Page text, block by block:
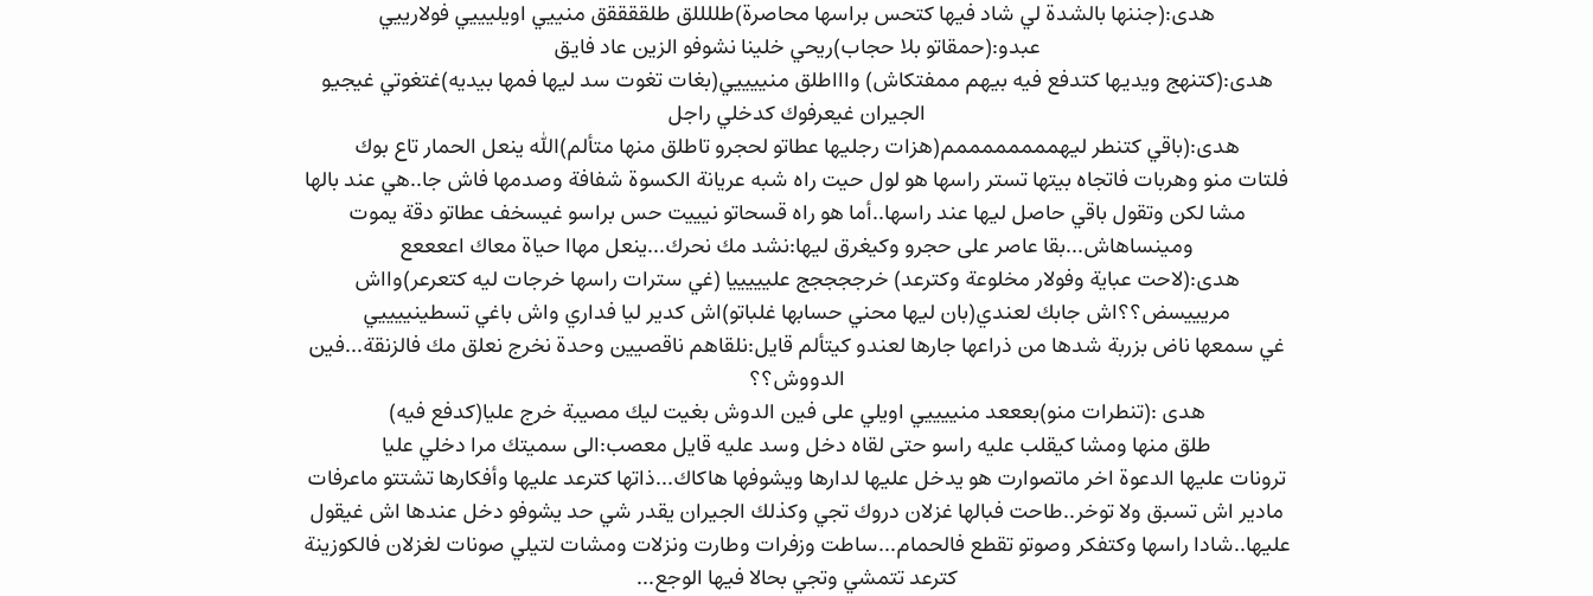
هدى:(جننها بالشدة لي شاد فيها كتحس براسها محاصرة)طللللق طلققققق منييي اويليييي فولارييي
عبدو:(حمقاتو بلا حجاب)ريحي خلينا نشوفو الزين عاد فايق
هدى:(كتنهج ويديها كتدفع فيه بيهم ممفتكاش) واااطلق منييييي(بغات تغوت سد ليها فمها بيديه)غتغوتي غيجيو
الجيران غيعرفوك كدخلي راجل
هدى:(باقي كتنطر ليهممممممممم(هزات رجليها عطاتو لحجرو تاطلق منها متألم)الله ينعل الحمار تاع بوك
فلتات منو وهربات فاتجاه بيتها تستر راسها هو لول حيت راه شبه عريانة الكسوة شفافة وصدمها فاش جا..هي عند بالها
مشا لكن وتقول باقي حاصل ليها عند راسها..أما هو راه قسحاتو نيييت حس براسو غيسخف عطاتو دقة يموت
ومينساهاش...بقا عاصر على حجرو وكيغرق ليها:نشد مك نحرك...ينعل مهاا حياة معاك اععععع
هدى:(لاحت عباية وفولار مخلوعة وكترعد) خرججججج عليييييا (غي سترات راسها خرجات ليه كتعرعر)وااش
مريييسض؟؟اش جابك لعندي(بان ليها محني حسابها غلباتو)اش كدير ليا فداري واش باغي تسطينييييي
غي سمعها ناض بزربة شدها من ذراعها جارها لعندو كيتألم قايل:نلقاهم ناقصيين وحدة نخرج نعلق مك فالزنقة...فين
الدووش؟؟
هدى :(تنطرات منو)بعععد منييييي اويلي على فين الدوش بغيت ليك مصيبة خرج عليا(كدفع فيه)
طلق منها ومشا كيقلب عليه راسو حتى لقاه دخل وسد عليه قايل معصب:الى سميتك مرا دخلي عليا
ترونات عليها الدعوة اخر ماتصوارت هو يدخل عليها لدارها ويشوفها هاكاك...ذاتها كترعد عليها وأفكارها تشتتو ماعرفات
مادير اش تسبق ولا توخر..طاحت فبالها غزلان دروك تجي وكذلك الجيران يقدر شي حد يشوفو دخل عندها اش غيقول
عليها..شادا راسها وكتفكر وصوتو تقطع فالحمام...ساطت وزفرات وطارت ونزلات ومشات لتيلي صونات لغزلان فالكوزينة
كترعد تتمشي وتجي بحالا فيها الوجع...